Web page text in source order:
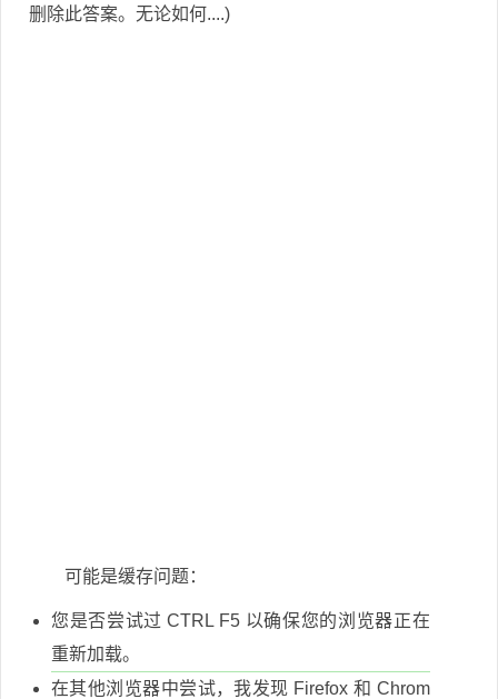
删除此答案。无论如何....)
可能是缓存问题：
您是否尝试过 CTRL F5 以确保您的浏览器正在
重新加载。
在其他浏览器中尝试，我发现 Firefox 和 Chrom